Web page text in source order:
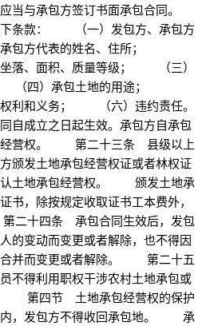
与承包方签订书面承包合同。
条款： （一）发包方、承包方
承包方代表的姓名、住所；
坐落、面积、质量等级； （三）
（四）承包土地的用途；
权利和义务； （六）违约责任。
成立之日起生效。承包方自承包
经营权。 第二十三条 县级以上
颁发土地承包经营权证或者林权证
认土地承包经营权。 颁发土地承
书，除按规定收取证书工本费外，
十四条 承包合同生效后，发包
的变动而变更或者解除，也不得因
合并而变更或者解除。 第二十五
不得利用职权干涉农村土地承包或
第四节 土地承包经营权的保护
，发包方不得收回承包地。 承